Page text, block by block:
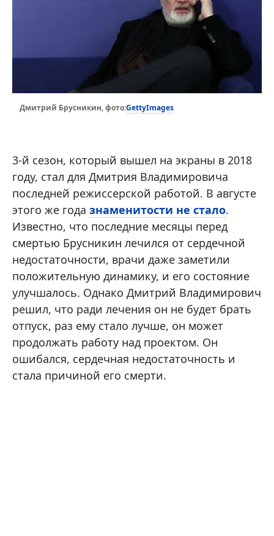
Дмитрий Брусникин, фото:GettyImages
3-й сезон, который вышел на экраны в 2018
году, стал для Дмитрия Владимировича
последней режиссерской работой. В августе
этого же года знаменитости не стало.
Известно, что последние месяцы перед
смертью Брусникин лечился от сердечной
недостаточности, врачи даже заметили
положительную динамику, и его состояние
улучшалось. Однако Дмитрий Владимирович
решил, что ради лечения он не будет брать
отпуск, раз ему стало лучше, он может
продолжать работу над проектом. Он
ошибался, сердечная недостаточность и
стала причиной его смерти.